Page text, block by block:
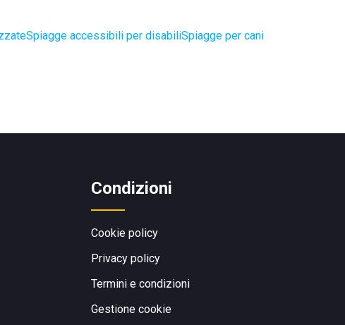
Spiagge accessibili per disabiliSpiagge per cani
Condizioni
Cookie policy
Privacy policy
Termini e condizioni
Gestione cookie